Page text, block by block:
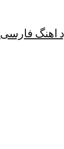
اهنگ فارسی